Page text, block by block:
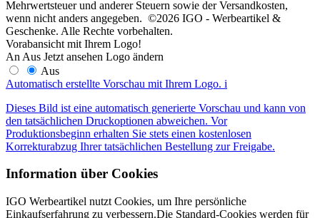
Mehrwertsteuer und anderer Steuern sowie der Versandkosten,
wenn nicht anders angegeben. ©2026 IGO - Werbeartikel &
Geschenke. Alle Rechte vorbehalten.
Vorabansicht mit Ihrem Logo!
An Aus Jetzt ansehen Logo ändern
Aus
Automatisch erstellte Vorschau mit Ihrem Logo. i
Dieses Bild ist eine automatisch generierte Vorschau und kann von
den tatsächlichen Druckoptionen abweichen. Vor
Produktionsbeginn erhalten Sie stets einen kostenlosen
Korrekturabzug Ihrer tatsächlichen Bestellung zur Freigabe.
Information über Cookies
IGO Werbeartikel nutzt Cookies, um Ihre persönliche
Einkaufserfahrung zu verbessern.Die Standard-Cookies werden für